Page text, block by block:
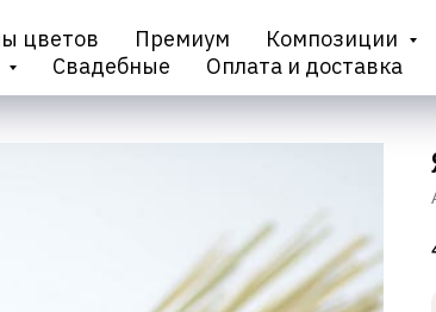
цветов Премиум
Композиции
Свадебные Оплата и доставка